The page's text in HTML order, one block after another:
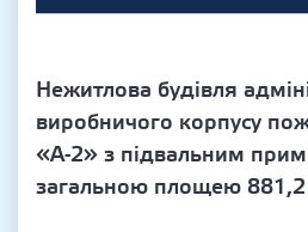
Нежитлова будівля
виробничого корпусу
«А-2» з підвальним
загальною площею